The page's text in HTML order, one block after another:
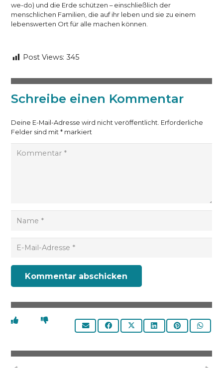
we-do) und die Erde schützen – einschließlich der
menschlichen Familien, die auf ihr leben und sie zu einem
lebenswerten Ort für alle machen können.
Post Views: 345
Schreibe einen Kommentar
Deine E-Mail-Adresse wird nicht veröffentlicht. Erforderliche
Felder sind mit *markiert
Kommentar abschicken